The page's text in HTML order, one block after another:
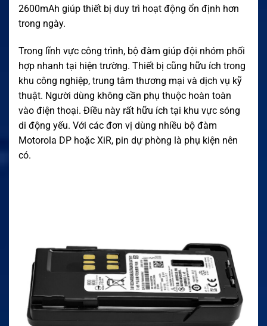
2600mAh giúp thiết bị duy trì hoạt động ổn định hơn
trong ngày.
Trong lĩnh vực công trình, bộ đàm giúp đội nhóm phối
hợp nhanh tại hiện trường. Thiết bị cũng hữu ích trong
khu công nghiệp, trung tâm thương mại và dịch vụ kỹ
thuật. Người dùng không cần phụ thuộc hoàn toàn
vào điện thoại. Điều này rất hữu ích tại khu vực sóng
di động yếu. Với các đơn vị dùng nhiều bộ đàm
Motorola DP hoặc XiR, pin dự phòng là phụ kiện nên
có.